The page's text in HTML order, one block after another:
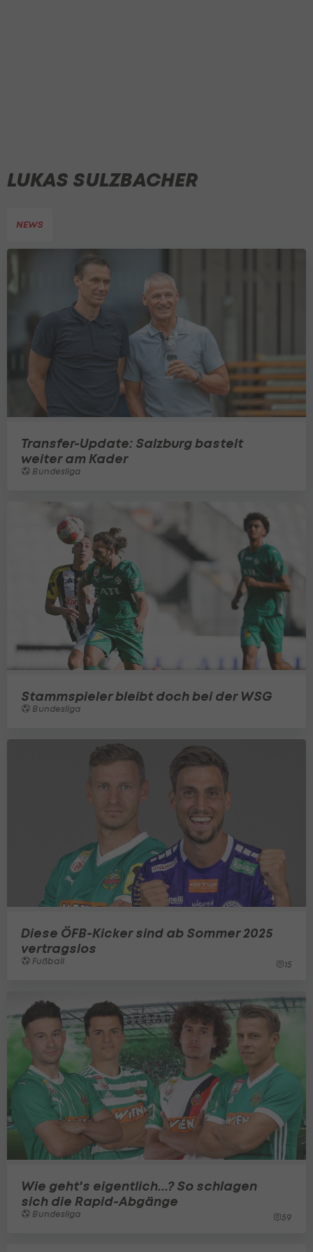
LUKAS SULZBACHER
NEWS
Transfer-Update: Salzburg bastelt
weiter am Kader
Bundesliga
Stammspieler bleibt doch bei der WSG
Bundesliga
Diese ÖFB-Kicker sind ab Sommer 2025
vertragslos
Fußball 15
Wie geht's eigentlich...? So schlagen
sich die Rapid-Abgänge
Bundesliga 59